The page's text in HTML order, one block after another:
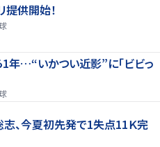
供開始！
年…“いかつい近影”に「ビビっ
、今夏初先発で1失点11Ｋ完